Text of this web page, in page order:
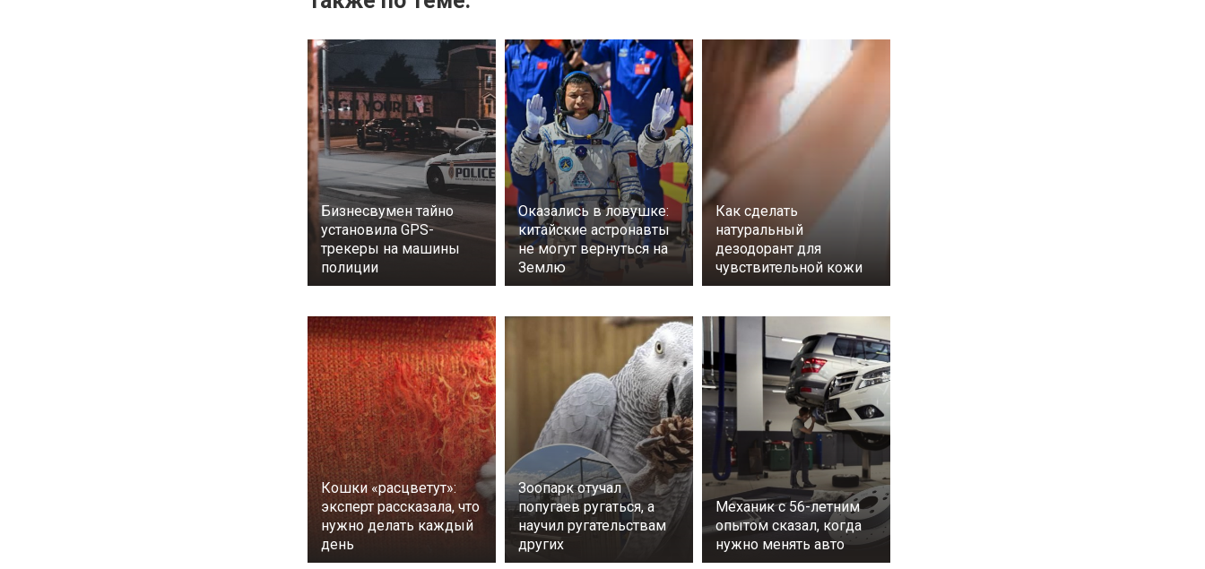
Бизнесвумен тайно
установила GPS-
трекеры на машины
полиции
Оказались в ловушке:
китайские астронавты
не могут вернуться на
Землю
Как сделать
натуральный
дезодорант для
чувствительной кожи
Кошки «расцветут»:
эксперт рассказала, что
нужно делать каждый
день
Зоопарк отучал
попугаев ругаться, а
научил ругательствам
других
Механик с 56-летним
опытом сказал, когда
нужно менять авто